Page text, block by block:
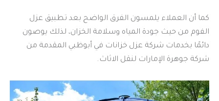
كما أن العملاء يلمسون الفرق الواضح بعد تطبيق عزل
الفوم من حيث جودة المياه وسلامة الخزان، لذلك يوصون
دائمًا بخدمات شركة عزل خزانات في أبوظبي المقدمة من
شركة جوهرة الإمارات لنقل الاثاث.